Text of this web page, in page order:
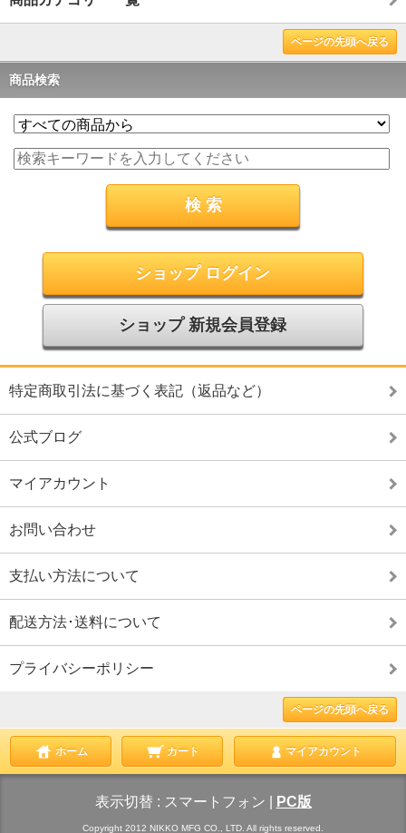
ページの先頭へ戻る
商品検索
ショップ ログイン
ショップ 新規会員登録
特定商取引法に基づく表記（返品など）
公式ブログ
マイアカウント
お問い合わせ
支払い方法について
配送方法･送料について
プライバシーポリシー
ページの先頭へ戻る
ホーム カート マイアカウント
表示切替 : スマートフォン PC版
Copyright 2012 NIKKO MFG CO., LTD. All rights reserved.